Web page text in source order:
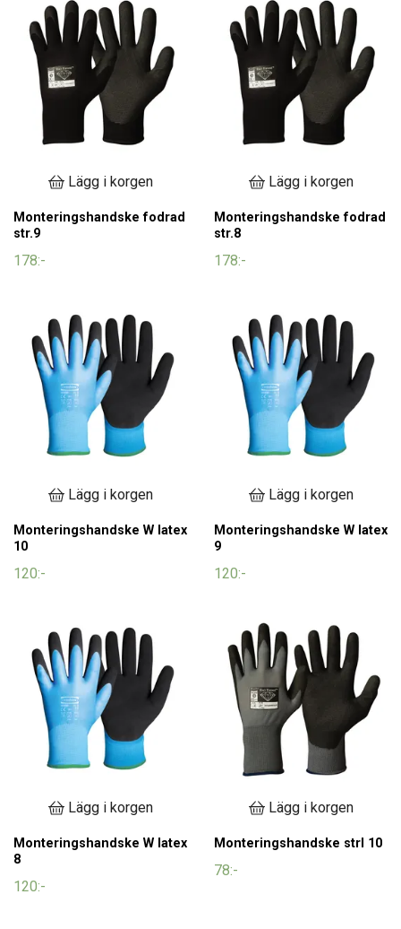
Lägg i korgen
Monteringshandske fodrad
str.9
178:-
Lägg i korgen
Monteringshandske fodrad
str.8
178:-
Lägg i korgen
Monteringshandske W latex
10
120:-
Lägg i korgen
Monteringshandske W latex
9
120:-
Lägg i korgen
Monteringshandske W latex
8
120:-
Lägg i korgen
Monteringshandske strl 10
78:-